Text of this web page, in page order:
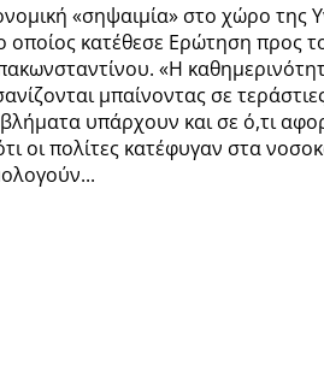
«σηψαιμία» στο χώρο
οποίος κατέθεσε Ερώτηση προς
«Η
μπαίνοντας σε
υπάρχουν και σε ό,τι
οι πολίτες κατέφυγαν στα